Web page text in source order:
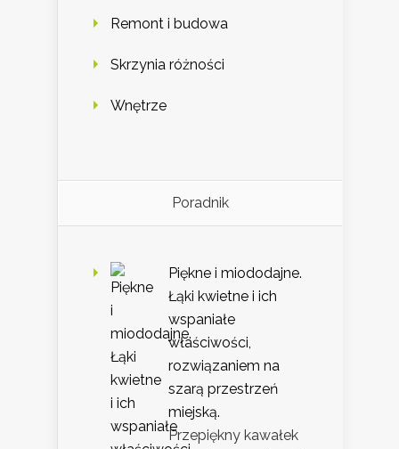
Remont i budowa
Skrzynia różności
Wnętrze
Poradnik
Piękne i miododajne.
Łąki kwietne i ich
wspaniałe
właściwości,
rozwiązaniem na
szarą przestrzeń
miejską.
Przepiękny kawałek